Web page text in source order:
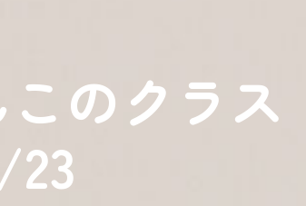
このクラ